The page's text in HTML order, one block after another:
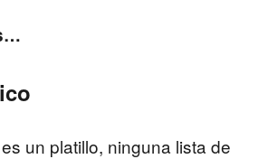
un platillo, ninguna lista de